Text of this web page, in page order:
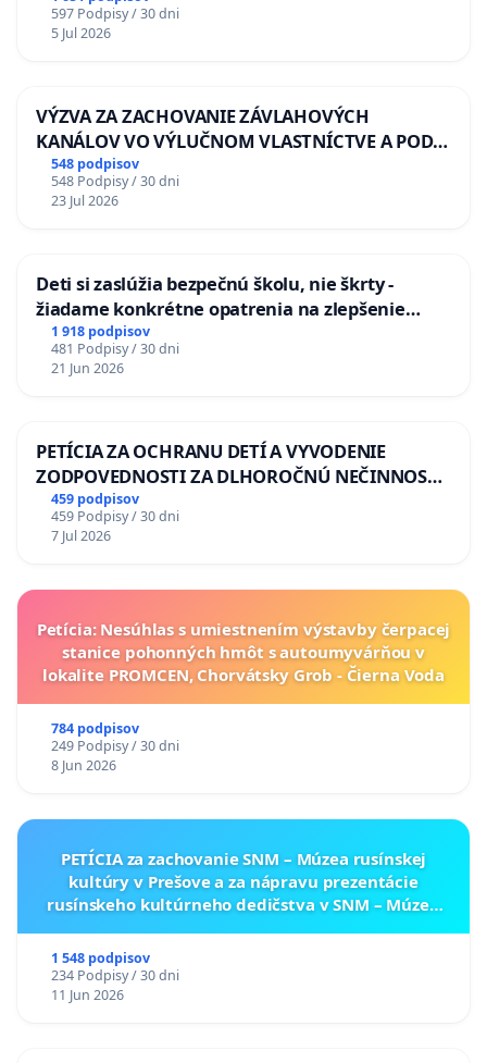
597 Podpisy / 30 dni
5 Jul 2026
VÝZVA ZA ZACHOVANIE ZÁVLAHOVÝCH
KANÁLOV VO VÝLUČNOM VLASTNÍCTVE A POD
KONTROLOU SLOVENSKEJ REPUBLIKY & žiadosť
na riešenie zanedbaného stavu závlahových a
odvodňovacích kanálov na Slovensku
548 podpisov
548 Podpisy / 30 dni
23 Jul 2026
Deti si zaslúžia bezpečnú školu, nie škrty -
žiadame konkrétne opatrenia na zlepšenie
situácie v školstve
1 918 podpisov
481 Podpisy / 30 dni
21 Jun 2026
PETÍCIA ZA OCHRANU DETÍ A VYVODENIE
ZODPOVEDNOSTI ZA DLHOROČNÚ NEČINNOSŤ
A ZLYHANIE ŠTÁTU
459 podpisov
459 Podpisy / 30 dni
7 Jul 2026
Petícia: Nesúhlas s umiestnením výstavby čerpacej
stanice pohonných hmôt s autoumyvárňou v
lokalite PROMCEN, Chorvátsky Grob - Čierna Voda
784 podpisov
249 Podpisy / 30 dni
8 Jun 2026
PETÍCIA za zachovanie SNM – Múzea rusínskej
kultúry v Prešove a za nápravu prezentácie
rusínskeho kultúrneho dedičstva v SNM – Múzeu
1 548 podpisov
234 Podpisy / 30 dni
11 Jun 2026